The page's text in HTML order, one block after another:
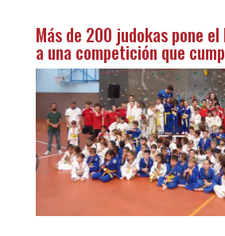
Más de 200 judokas pone
a una competición que